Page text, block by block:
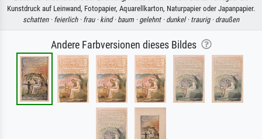
Kunstdruck auf Leinwand, Fotopapier, Aquarellkarton, Naturpapier oder Japanpapier.
schatten · feierlich · frau · kind · baum · gelehnt · dunkel · traurig · draußen
Andere Farbversionen dieses Bildes